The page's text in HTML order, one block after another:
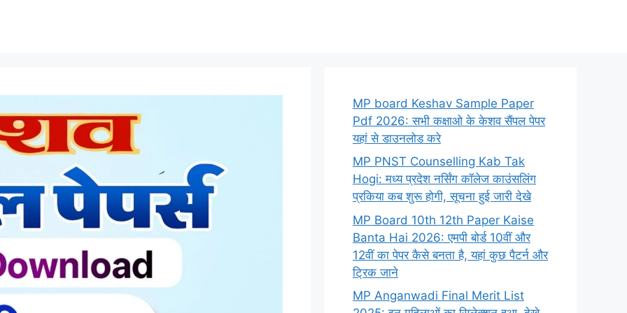
MP board Keshav Sample Paper
Pdf 2026: सभी कक्षाओ के केशव सैंपल पेपर
यहां से डाउनलोड करे
MP PNST Counselling Kab Tak
Hogi: मध्य प्रदेश नर्सिंग कॉलेज काउंसलिंग
प्रकिया कब शुरू होगी, सूचना हुई जारी देखे
MP Board 10th 12th Paper Kaise
Banta Hai 2026: एमपी बोर्ड 10वीं और
12वीं का पेपर कैसे बनता है, यहां कुछ पैटर्न और
ट्रिक जाने
MP Anganwadi Final Merit List